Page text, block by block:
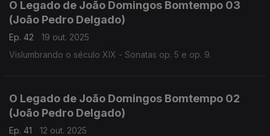
O Legado de João Domingos Bomtempo 03
(João Pedro Delgado)
Ep. 42
19 out. 2025
Vislumbrando o século XIX - Sonatas op. 5 e op. 9.
O Legado de João Domingos Bomtempo 02
(João Pedro Delgado)
Ep. 41
12 out. 2025